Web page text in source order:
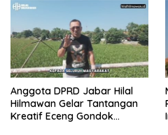
Anggota DPRD Jabar Hilal
Hilmawan Gelar Tantangan
Kreatif Eceng Gondok